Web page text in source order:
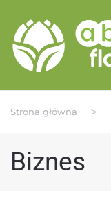
Przejdź do treści
Strona główna
Biznes